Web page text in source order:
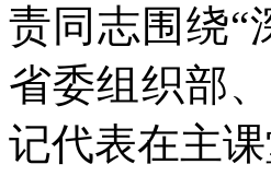
责同志围绕“
省委组织部
记代表在主课